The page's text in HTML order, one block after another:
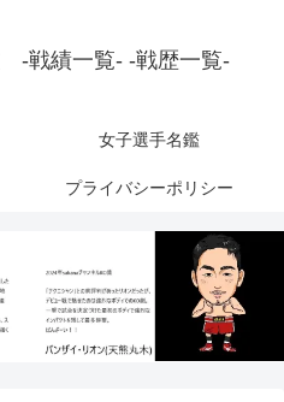
-戦績一覧- -戦歴一覧-
女子選手名鑑
プライバシーポリシー